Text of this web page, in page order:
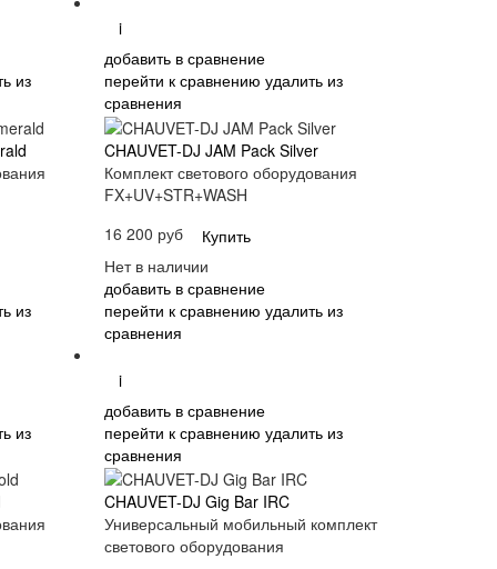
из
из
i
добавить в сравнение
перейти к сравнению удалить из
сравнения
CHAUVET-DJ JAM Pack Silver
Комплект светового оборудования
FX+UV+STR+WASH
16 200 руб
Купить
Нет в наличии
добавить в сравнение
перейти к сравнению удалить из
сравнения
из
i
добавить в сравнение
перейти к сравнению удалить из
сравнения
CHAUVET-DJ Gig Bar IRC
Универсальный мобильный комплект
светового оборудования